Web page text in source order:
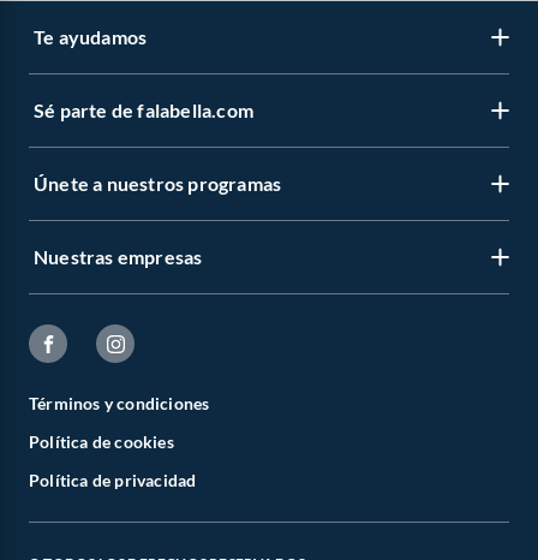
Te ayudamos
Sé parte de falabella.com
Únete a nuestros programas
Nuestras empresas
Términos y condiciones
Política de cookies
Política de privacidad